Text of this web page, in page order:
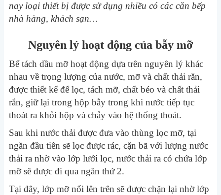
nay loại thiết bị được sử dụng nhiều có các căn bếp
nhà hàng, khách sạn…
Nguyên lý hoạt động của bẫy mỡ
Bể tách dầu mỡ hoạt động dựa trên nguyên lý khác
nhau về trọng lượng của nước, mỡ và chất thải rắn,
được thiết kế để lọc, tách mỡ, chất béo và chất thải
rắn, giữ lại trong hộp bẫy trong khi nước tiếp tục
thoát ra khỏi hộp và chảy vào hệ thống thoát.
Sau khi nước thải được đưa vào thùng lọc mỡ, tại
ngăn đầu tiên sẽ lọc được rác, cặn bã với lượng nước
thải ra nhờ vào lớp lưới lọc, nước thải ra có chứa lớp
mỡ sẽ được đi qua ngăn thứ 2.
Tại đây, lớp mỡ nổi lên trên sẽ được chặn lại nhờ lớp